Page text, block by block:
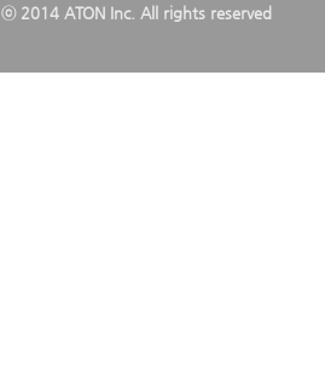
ⓒ 2014 ATON Inc. All rights reserved